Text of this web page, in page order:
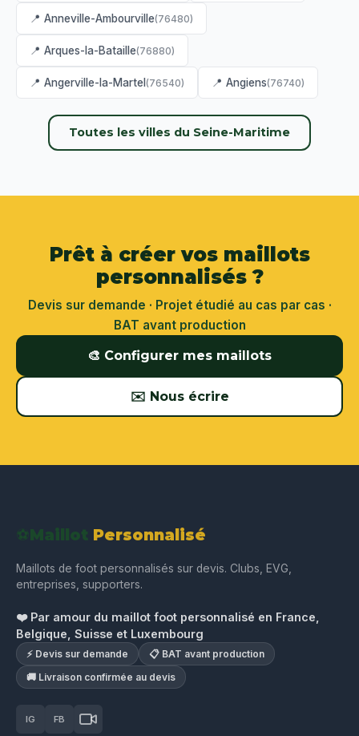
📍 Anneville-Ambourville(76480)
📍 Arques-la-Bataille(76880)
📍 Angerville-la-Martel (76540) 📍 Angiens(76740)
Toutes les villes du Seine-Maritime
Prêt à créer vos maillots
personnalisés ?
Devis sur demande · Projet étudié au cas par cas ·
BAT avant production
🎨 Configurer mes maillots
✉️ Nous écrire
⚽Maillot Personnalisé
Maillots de foot personnalisés sur devis. Clubs, EVG,
entreprises, supporters.
❤️ Par amour du maillot foot personnalisé en France,
Belgique, Suisse et Luxembourg
⚡ Devis sur demande
📋 BAT avant production
🚚 Livraison confirmée au devis
IG FB